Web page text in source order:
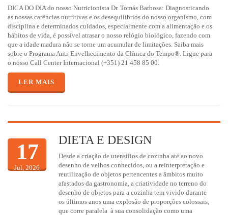
DICA DO DIA do nosso Nutricionista Dr. Tomás Barbosa: Diagnosticando
as nossas carências nutritivas e os desequilíbrios do nosso organismo, com
disciplina e determinados cuidados, especialmente com a alimentação e os
hábitos de vida, é possível atrasar o nosso relógio biológico, fazendo com
que a idade madura não se torne um acumular de limitações. Saiba mais
sobre o Programa Anti-Envelhecimento da Clínica do Tempo®. Ligue para
o nosso Call Center Internacional (+351) 21 458 85 00.
LER MAIS
17
Jul, 2026
DIETA E DESIGN
Desde a criação de utensílios de cozinha até ao novo
desenho de velhos conhecidos, ou a reinterpretação e
reutilização de objetos pertencentes a âmbitos muito
afastados da gastronomia, a criatividade no terreno do
desenho de objetos para a cozinha tem vivido durante
os últimos anos uma explosão de proporções colossais,
que corre paralela à sua consolidação como uma